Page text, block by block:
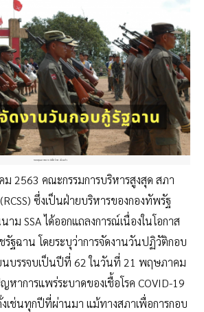
ขอบคุณภาพจาก นิพัทธ์พร เพ็งแก้ว
2563 คณะกรรมการบริหารสูงสุด สภา
ซึ่งเป็นฝ่ายบริหารของกองทัพรัฐ
าม SSA ได้ออกแถลงการณ์เนื่องในโอกาส
รัฐฉาน โดยระบุว่าการจัดงานวันปฏิวัติกอบ
นบรรจบเป็นปีที่ 62 ในวันที่ 21 พฤษภาคม
าการแพร่ระบาดของเชื้อโรค COVID-19
งเช่นทุกปีที่ผ่านมา แม้ทางสภาเพื่อการกอบ